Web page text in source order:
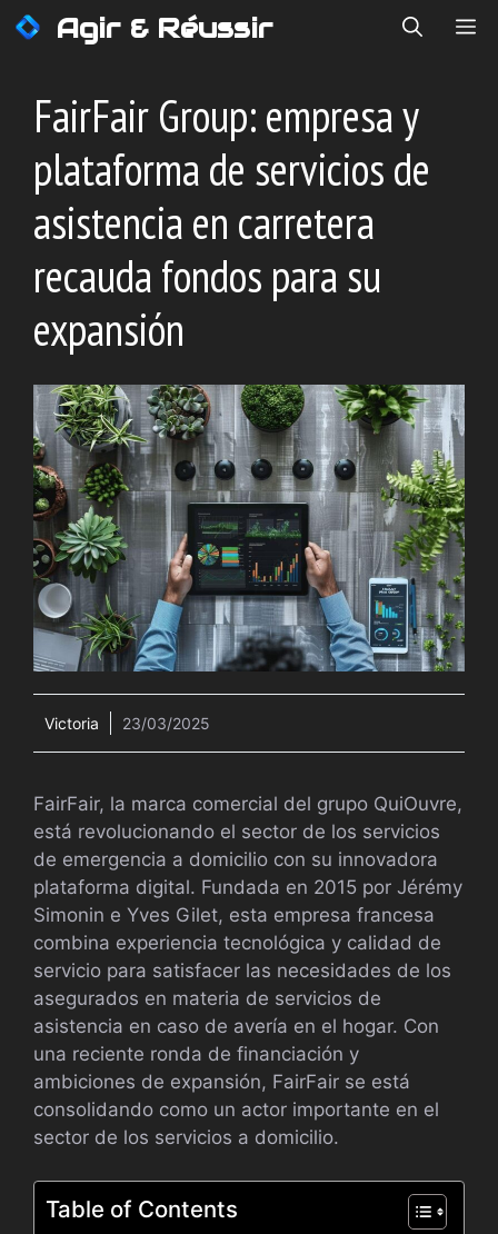
Saltar
Agir & Réussir
FairFair Group: empresa y
plataforma de servicios de
asistencia en carretera
recauda fondos para su
expansión
Victoria 23/03/2025
FairFair, la marca comercial del grupo QuiOuvre,
está revolucionando el sector de los servicios
de emergencia a domicilio con su innovadora
plataforma digital. Fundada en 2015 por Jérémy
Simonin e Yves Gilet, esta empresa francesa
combina experiencia tecnológica y calidad de
servicio para satisfacer las necesidades de los
asegurados en materia de servicios de
asistencia en caso de avería en el hogar. Con
una reciente ronda de financiación y
ambiciones de expansión, FairFair se está
consolidando como un actor importante en el
sector de los servicios a domicilio.
Table of Contents